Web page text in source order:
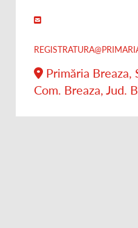
Primăria Breaza,
Com. Breaza, Jud.